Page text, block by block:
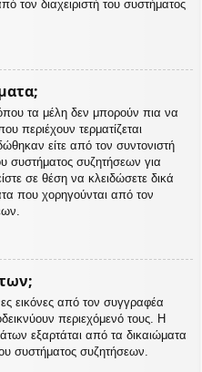
τον διαχειριστή του συστήματος
τα μέλη δεν μπορούν πια να
περιέχουν τερματίζεται
είτε από τον συντονιστή
συστήματος συζητήσεων για
σε θέση να κλειδώσετε δικά
που χορηγούνται από τον
εικόνες από τον συγγραφέα
περιεχόμενό τους. Η
εξαρτάται από τα δικαιώματα
συστήματος συζητήσεων.